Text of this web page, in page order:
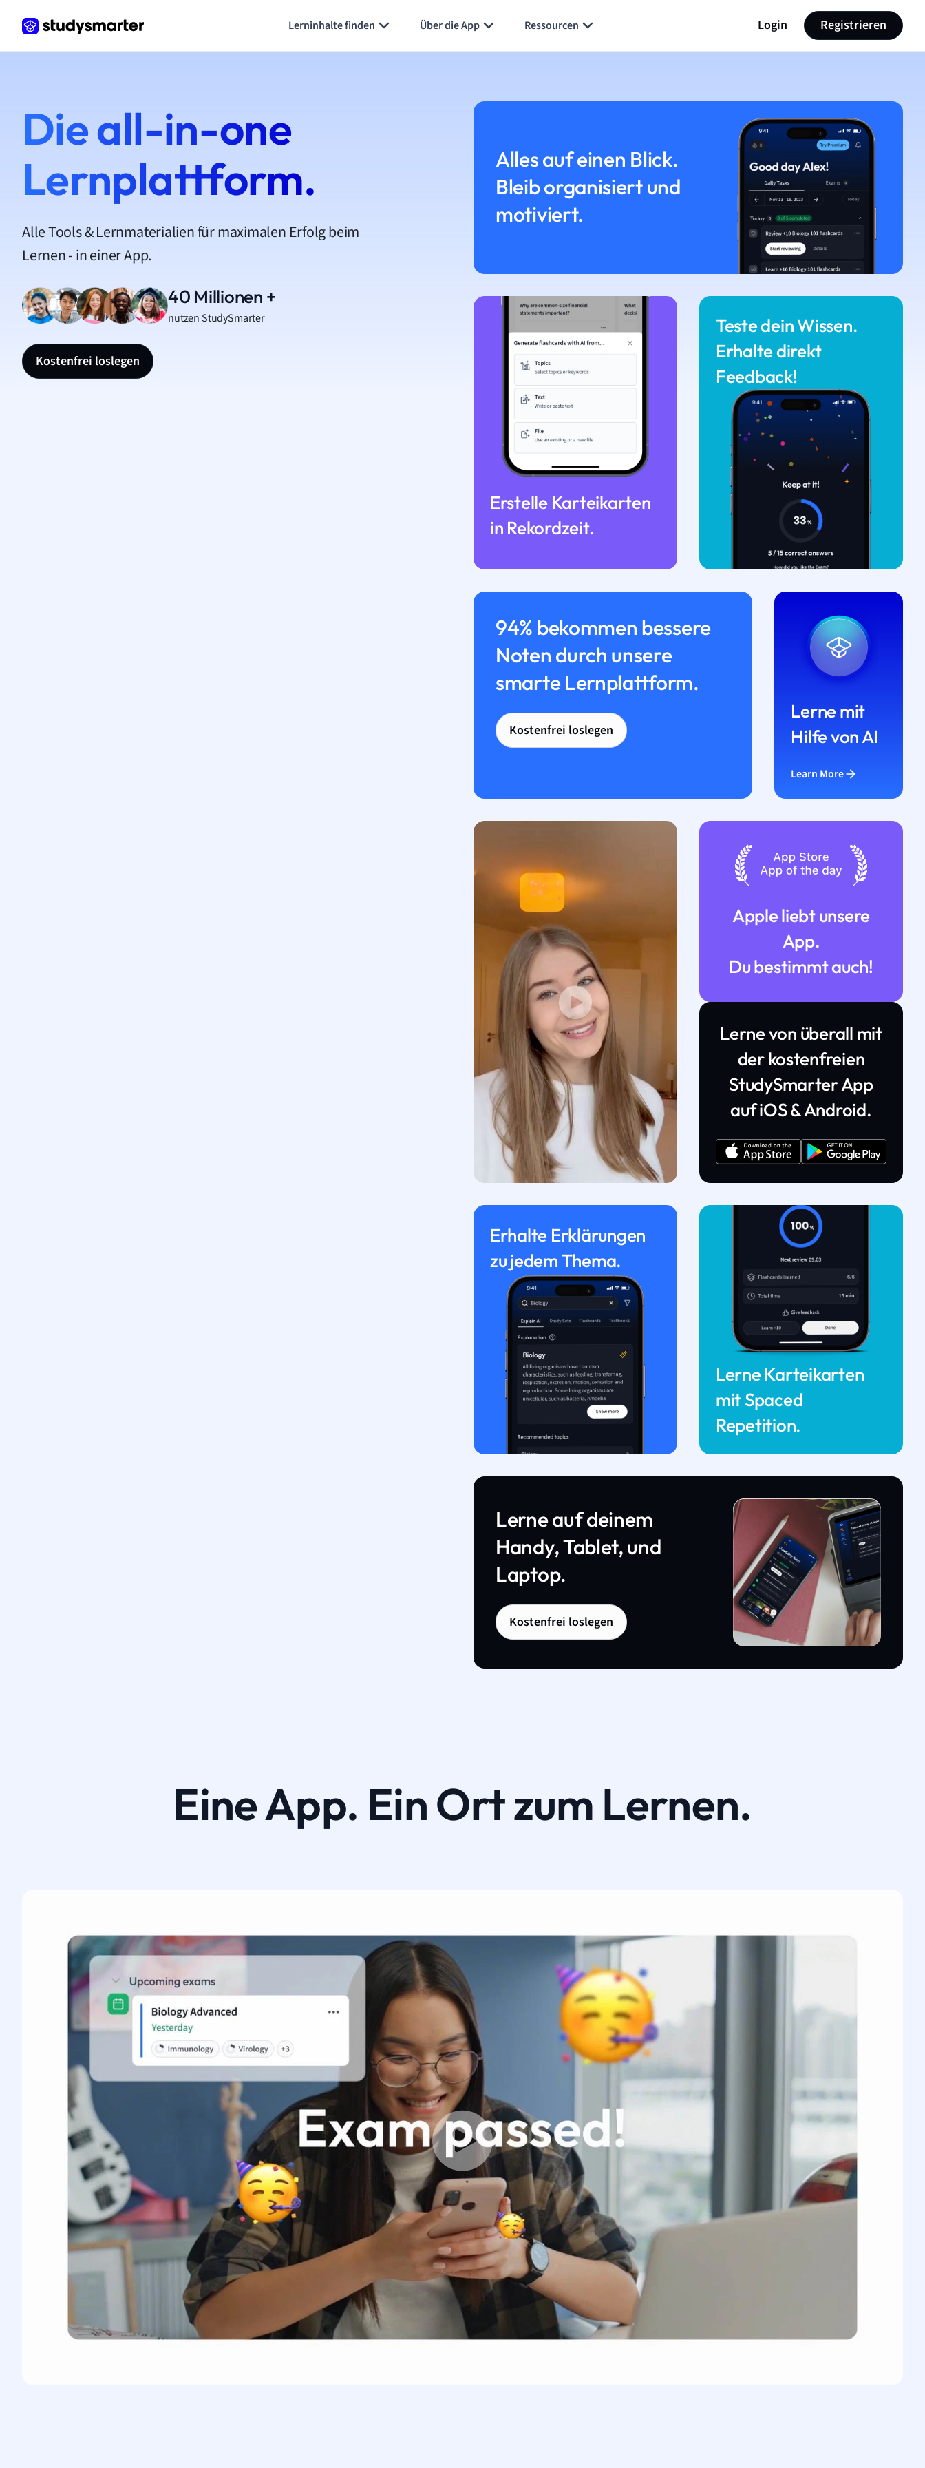
Lerninhalte finden Über die App Ressourcen Login Registrieren
Die all-in-one
Lernplattform.
Alle Tools & Lernmaterialien für maximalen Erfolg beim
Lernen - in einer App.
40 Millionen +
nutzen StudySmarter
Kostenfrei loslegen
Alles auf einen Blick.
Bleib organisiert und
motiviert.
Erstelle Karteikarten
in Rekordzeit.
Teste dein Wissen.
Erhalte direkt
Feedback!
94% bekommen bessere
Noten durch unsere
smarte Lernplattform.
Kostenfrei loslegen
Lerne mit
Hilfe von AI
Learn More
Apple liebt unsere
App.
Du bestimmt auch!
Lerne von überall mit
der kostenfreien
StudySmarter App
auf iOS & Android.
Erhalte Erklärungen
zu jedem Thema.
Lerne Karteikarten
mit Spaced
Repetition.
Lerne auf deinem
Handy, Tablet, und
Laptop.
Kostenfrei loslegen
Eine App. Ein Ort zum Lernen.